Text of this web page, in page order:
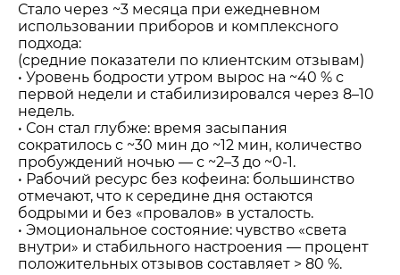
Стало через ~3 месяца при ежедневном
использовании приборов и комплексного
подхода:
(средние показатели по клиентским отзывам)
• Уровень бодрости утром вырос на ~40 % с
первой недели и стабилизировался через 8–10
недель.
• Сон стал глубже: время засыпания
сократилось с ~30 мин до ~12 мин, количество
пробуждений ночью — с ~2–3 до ~0-1.
• Рабочий ресурс без кофеина: большинство
отмечают, что к середине дня остаются
бодрыми и без «провалов» в усталость.
• Эмоциональное состояние: чувство «света
внутри» и стабильного настроения — процент
положительных отзывов составляет > 80 %.